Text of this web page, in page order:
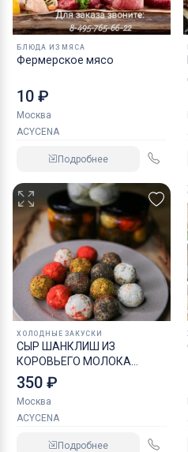
БЛЮДА ИЗ МЯСА
Фермерское мясо
10 ₽
Москва
ACYCENA
Подробнее
ХОЛОДНЫЕ ЗАКУСКИ
СЫР ШАНКЛИШ ИЗ
КОРОВЬЕГО МОЛОКА
АССОРТИ
350 ₽
Москва
ACYCENA
Подробнее